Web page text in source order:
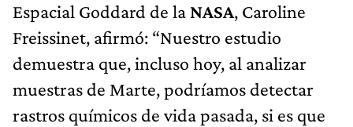
Espacial Goddard de la NASA, Caroline
Freissinet, afirmó: “Nuestro estudio
demuestra que, incluso hoy, al analizar
muestras de Marte, podríamos detectar
rastros químicos de vida pasada, si es que